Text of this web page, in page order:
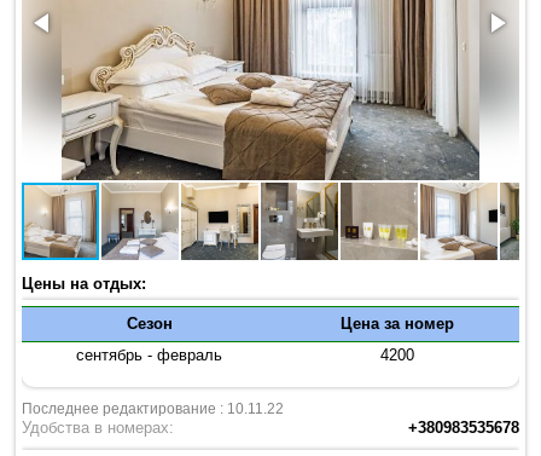
Цены на отдых:
Сезон
Цена за номер
сентябрь - февраль
4200
Последнее редактирование : 10.11.22
+380983535678
Удобства в номерах: